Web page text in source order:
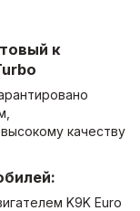
к
качеству
K9K Euro